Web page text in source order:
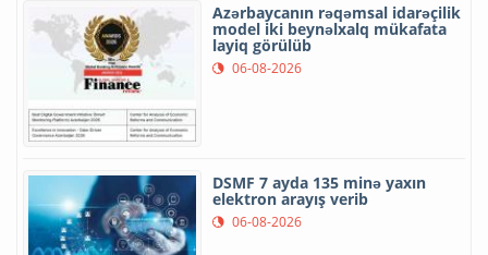
Azərbaycanın rəqəmsal idarəçilik
model iki beynəlxalq mükafata
layiq görülüb
06-08-2026
DSMF 7 ayda 135 minə yaxın
elektron arayış verib
06-08-2026